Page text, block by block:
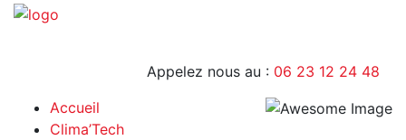
Appelez nous au : 06 23 12 24 48
Accueil
Clima’Tech